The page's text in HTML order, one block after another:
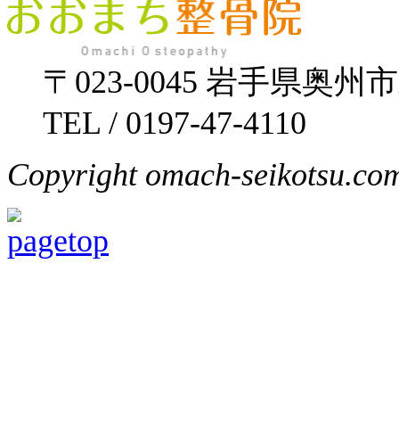
〒023-0045 岩手県奥州
TEL / 0197-47-4110
Copyright omach-